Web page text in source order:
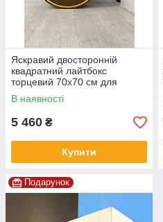
Яскравий двосторонній
квадратний лайтбокс
торцевий 70х70 см для
зовнішнього застосування
В наявності
5 460 ₴
Купити
Подарунок